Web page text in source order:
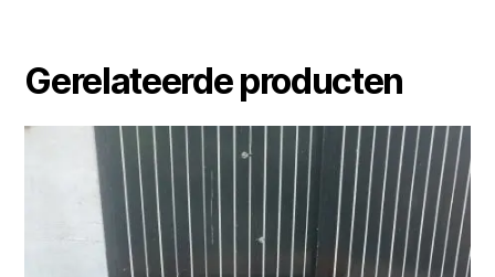
Gerelateerde producten